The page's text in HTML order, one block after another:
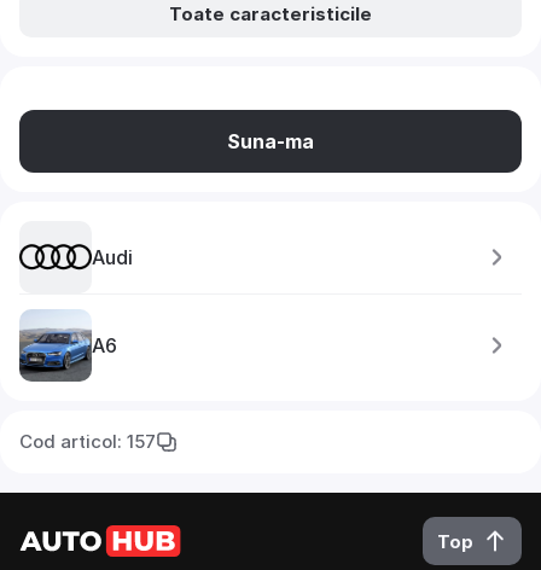
Toate caracteristicile
Suna-ma
Audi
A6
Cod articol: 157
Top